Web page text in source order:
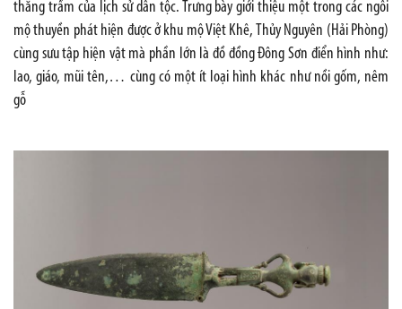
thăng trầm của lịch sử dân tộc. Trưng bày giới thiệu một trong các ngôi
mộ thuyền phát hiện được ở khu mộ Việt Khê, Thủy Nguyên (Hải Phòng)
cùng sưu tập hiện vật mà phần lớn là đồ đồng Đông Sơn điển hình như:
lao, giáo, mũi tên,… cùng có một ít loại hình khác như nồi gốm, nêm
gỗ